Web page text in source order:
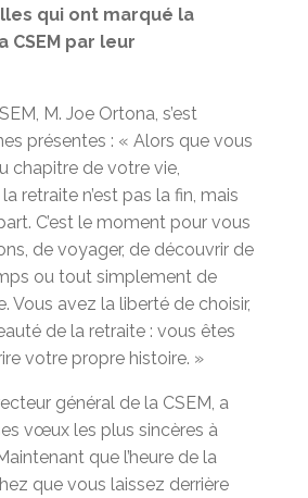
qui ont marqué la
CSEM par leur
M. Joe Ortona, s’est
présentes : « Alors que vous
chapitre de votre vie,
retraite n’est pas la fin, mais
C’est le moment pour vous
de voyager, de découvrir de
ou tout simplement de
Vous avez la liberté de choisir,
de la retraite : vous êtes
votre propre histoire. »
général de la CSEM, a
vœux les plus sincères à
que l’heure de la
que vous laissez derrière